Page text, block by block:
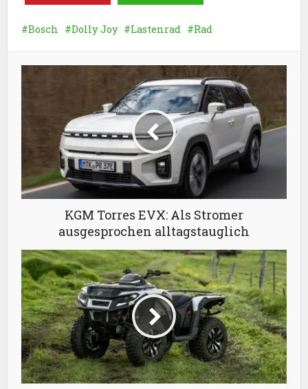
Bosch Dolly Joy Lastenrad Rad
KGM Torres EVX: Als Stromer
ausgesprochen alltagstauglich